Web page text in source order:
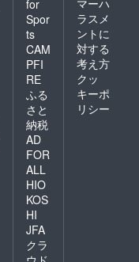
for
Spor
ts
CAM
PFI
RE
ふる
さと
納税
AD
FOR
ALL
HIO
KOS
HI
JFA
クラ
ラスメ
ントに
対する
考え方
クッ
キーポ
リシー